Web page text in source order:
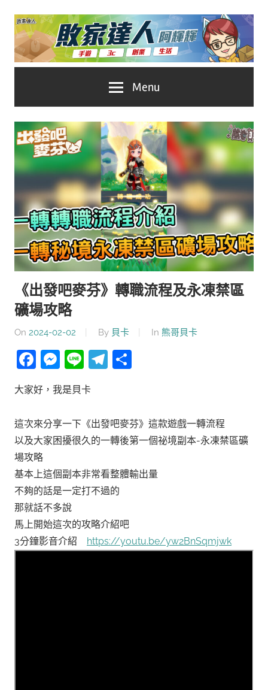
Skip
content
家
達
人
推
薦
No.1
遊
戲
科
技
體。
Menu
《出發吧麥芬》轉職流程及永凍禁區
礦場攻略
On 2024-02-02 By 貝卡 In 熊哥貝卡
Facebook
Messenger
LineTelegram
大家好，我是貝卡
這次來分享一下《出發吧麥芬》這款遊戲一轉流程
以及大家困擾很久的一轉後第一個祕境副本-永凍禁區礦
場攻略
基本上這個副本非常看整體輸出量
不夠的話是一定打不過的
那就話不多說
馬上開始這次的攻略介紹吧
3分鐘影音介紹
https://youtu.be/yw2BnSqmjwk